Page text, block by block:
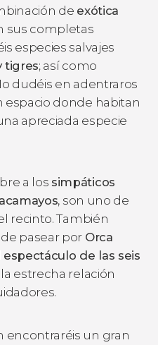
de exótica
sus completas
especies salvajes
tigres; así como
dudéis en adentraros
espacio donde habitan
apreciada especie
a los simpáticos
, son uno de
recinto. También
pasear por Orca
espectáculo de las seis
estrecha relación
encontraréis un gran